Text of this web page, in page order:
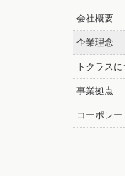
会社概要
企業理念
トクラス
事業拠点
コーポレ